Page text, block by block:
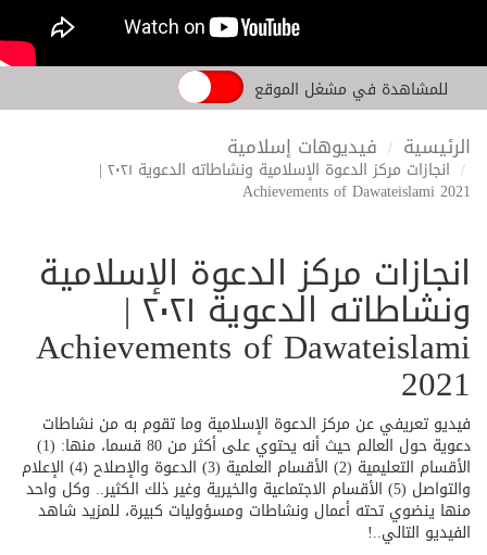
للمشاهدة في مشغل الموقع
الرئيسية فيديوهات إسلامية
انجازات مركز الدعوة الإسلامية ونشاطاته الدعوية ٢٠٢١ |
Achievements of Dawateislami 2021
انجازات مركز الدعوة الإسلامية
ونشاطاته الدعوية ٢٠٢١ |
Achievements of Dawateislami
2021
فيديو تعريفي عن مركز الدعوة الإسلامية وما تقوم به من نشاطات
دعوية حول العالم حيث أنه يحتوي على أكثر من 80 قسما، منها: (1)
الأقسام التعليمية (2) الأقسام العلمية (3) الدعوة والإصلاح (4) الإعلام
والتواصل (5) الأقسام الاجتماعية والخيرية وغير ذلك الكثير.. وكل واحد
منها ينضوي تحته أعمال ونشاطات ومسؤوليات كبيرة، للمزيد شاهد
الفيديو التالي..!